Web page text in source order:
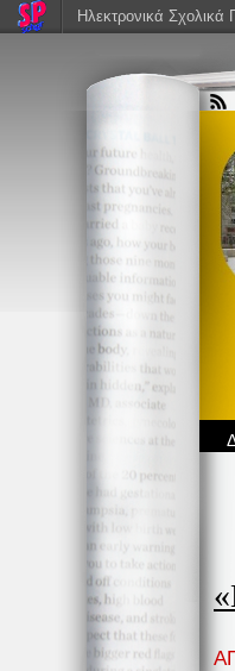
Ηλεκτρονικά Σχολικά